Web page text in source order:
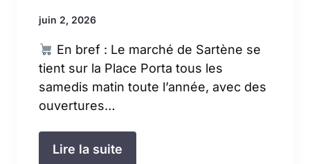
juin 2, 2026
En bref : Le marché de Sartène se
tient sur la Place Porta tous les
samedis matin toute l’année, avec des
ouvertures…
Lire la suite